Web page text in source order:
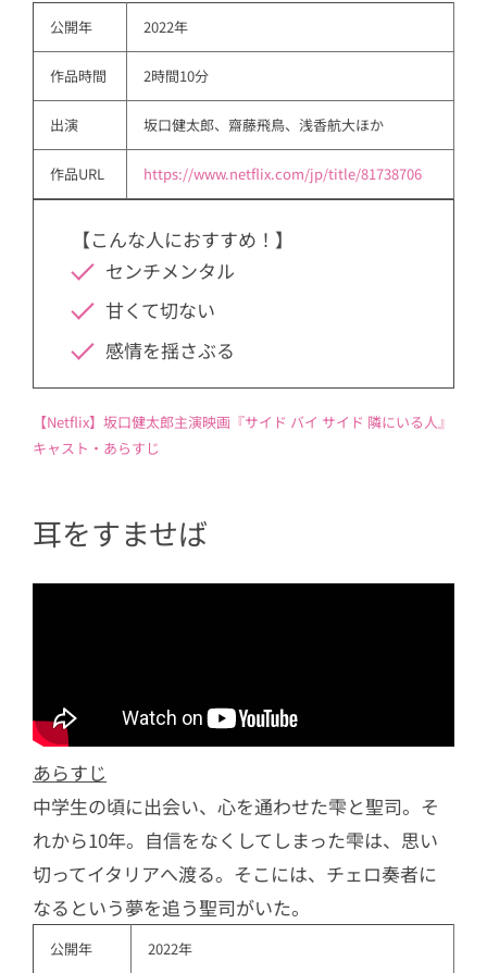
公開年 2022年
作品時間 2時間10分
出演 坂口健太郎、齋藤飛鳥、浅香航大ほか
作品URL https://www.netflix.com/jp/title/81738706
【こんな人におすすめ！】
センチメンタル
甘くて切ない
感情を揺さぶる
【Netflix】坂口健太郎主演映画『サイド バイ サイド 隣にいる人』
キャスト・あらすじ
耳をすませば
あらすじ
中学生の頃に出会い、心を通わせた雫と聖司。そ
れから10年。自信をなくしてしまった雫は、思い
切ってイタリアへ渡る。そこには、チェロ奏者に
なるという夢を追う聖司がいた。
公開年 2022年